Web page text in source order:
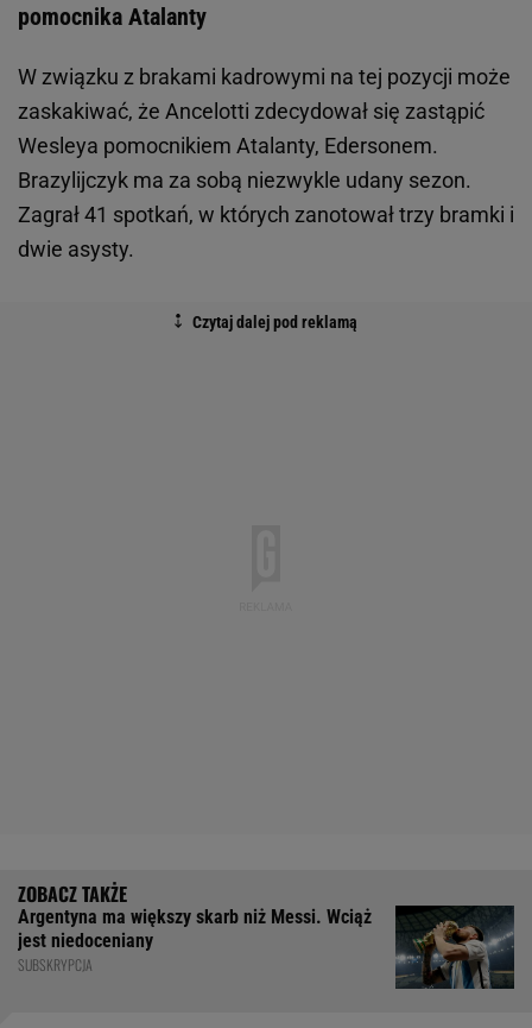
pomocnika Atalanty
W związku z brakami kadrowymi na tej pozycji może
zaskakiwać, że Ancelotti zdecydował się zastąpić
Wesleya pomocnikiem Atalanty, Edersonem.
Brazylijczyk ma za sobą niezwykle udany sezon.
Zagrał 41 spotkań, w których zanotował trzy bramki i
dwie asysty.
Argentyna ma większy skarb niż Messi. Wciąż
jest niedoceniany
SUBSKRYPCJA